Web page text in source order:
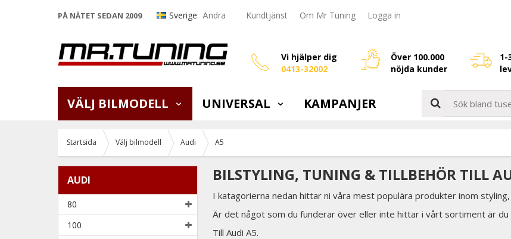
PÅ NÄTET SEDAN 2009 Sverige Ändra Kundtjänst Om Mr Tuning Logga in
Vi hjälper dig
0413-32002
Över 100.000
nöjda kunder
1-
VÄLJ BILMODELL UNIVERSAL KAMPANJER
Startsida Välj bilmodell Audi A5
AUDI
80
100
BILSTYLING, TUNING & TILLBEHÖR TILL
I katagorierna nedan hittar ni våra mest populära produkter inom
Är det något som du funderar över eller inte hittar i vårt sortiment är du
Till Audi A5.